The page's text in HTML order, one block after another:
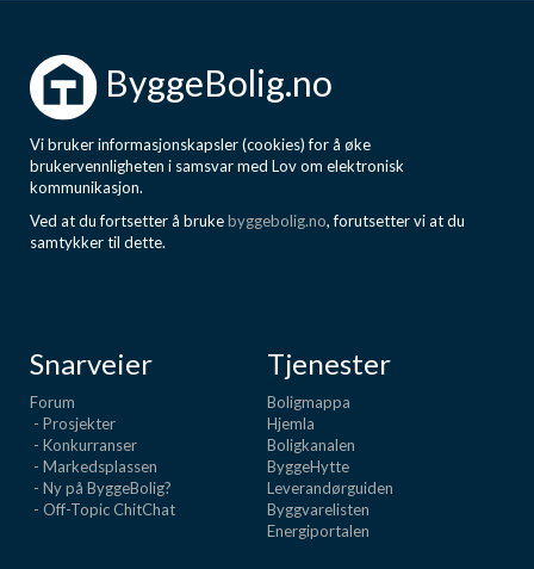
ByggeBolig.no
Vi bruker informasjonskapsler (cookies) for å øke
brukervennligheten i samsvar med Lov om elektronisk
kommunikasjon.
Ved at du fortsetter å brukebyggebolig.no, forutsetter vi at du
samtykker til dette.
Snarveier
Forum
- Prosjekter
- Konkurranser
- Markedsplassen
- Ny på ByggeBolig?
- Off-Topic ChitChat
Tjenester
Boligmappa
Hjemla
Boligkanalen
ByggeHytte
Leverandørguiden
Byggvarelisten
Energiportalen